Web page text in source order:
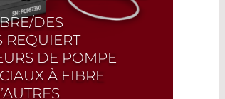
DES
REQUIERT
DE POMPE
À FIBRE